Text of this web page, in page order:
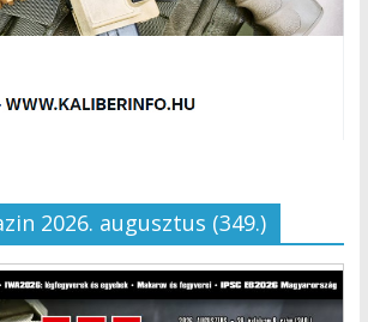
2026. augusztus (349.)